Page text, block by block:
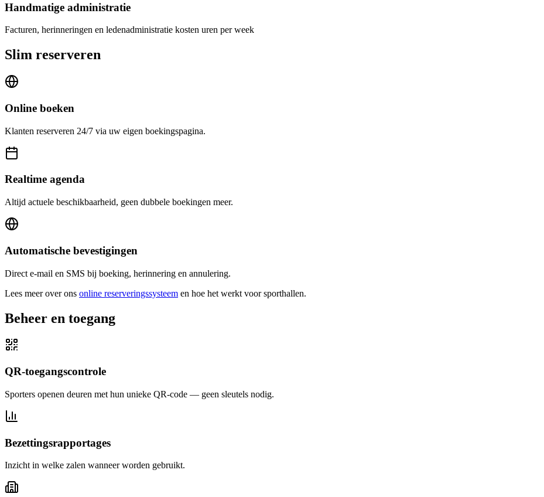
Handmatige administratie
Facturen, herinneringen en ledenadministratie kosten uren per week
Slim reserveren
Online boeken
Klanten reserveren 24/7 via uw eigen boekingspagina.
Realtime agenda
Altijd actuele beschikbaarheid, geen dubbele boekingen meer.
Automatische bevestigingen
Direct e-mail en SMS bij boeking, herinnering en annulering.
Lees meer over ons online reserveringssysteem en hoe het werkt voor sporthallen.
Beheer en toegang
QR-toegangscontrole
Sporters openen deuren met hun unieke QR-code — geen sleutels nodig.
Bezettingsrapportages
Inzicht in welke zalen wanneer worden gebruikt.